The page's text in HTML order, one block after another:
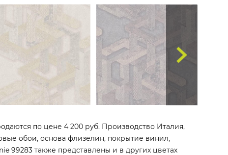
по цене 4 200 руб. Производство Италия,
обои, основа флизелин, покрытие винил,
99283 также представлены и в других цветах